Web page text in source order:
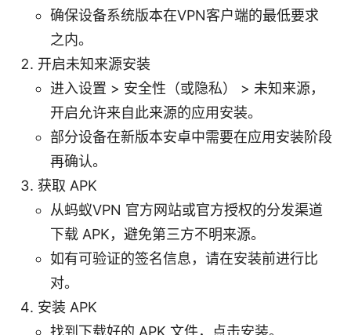
确保设备系统版本在VPN客户端的最低要求
之内。
开启未知来源安装
进入设置 > 安全性（或隐私） > 未知来源，
开启允许来自此来源的应用安装。
部分设备在新版本安卓中需要在应用安装阶段
再确认。
获取 APK
从蚂蚁VPN 官方网站或官方授权的分发渠道
下载 APK，避免第三方不明来源。
如有可验证的签名信息，请在安装前进行比
对。
安装 APK
找到下载好的 APK 文件，点击安装。